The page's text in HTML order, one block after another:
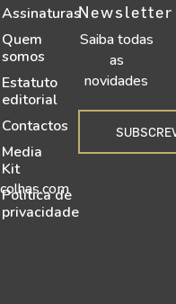
Assinaturas
Quem
somos
Estatuto
editorial
Contactos
Media
Kit
Política de
privacidade
Newsletter
Saiba todas
as
novidades